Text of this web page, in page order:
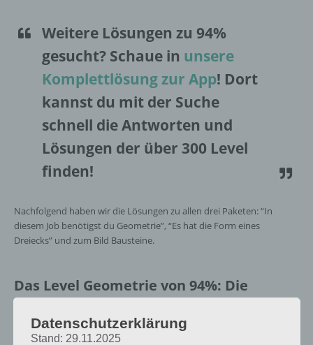
Weitere Lösungen zu 94%
gesucht? Schaue in unsere
Komplettlösung zur App! Dort
kannst du mit der Suche
schnell die Antworten und
Lösungen der über 300 Level
finden!
Nachfolgend haben wir die Lösungen zu allen drei Paketen: “In
diesem Job benötigst du Geometrie”, “Es hat die Form eines
Dreiecks” und zum Bild Bausteine.
Das Level Geometrie von 94%: Die
Lösungen
[index]
Datenschutzerklärung
Stand: 29.11.2025